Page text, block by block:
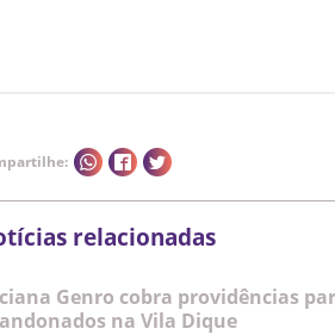
relacionadas
Genro cobra providências
na Vila Dique